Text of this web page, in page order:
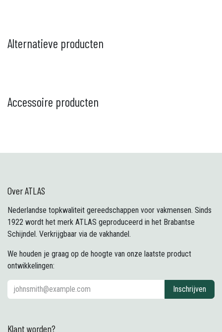
Alternatieve producten
Accessoire producten
Over ATLAS
Nederlandse topkwaliteit gereedschappen voor vakmensen. Sinds
1922 wordt het merk ATLAS geproduceerd in het Brabantse
Schijndel. Verkrijgbaar via de vakhandel.
We houden je graag op de hoogte van onze laatste product
ontwikkelingen:
Inschrijven
Klant worden?